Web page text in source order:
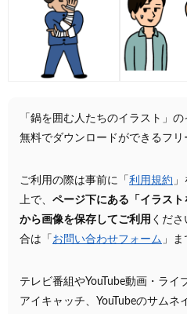
「鍋を囲む人たちのイラスト」
無料でダウンロードができるフリ
ご利用の際は事前に「 利用規約
上で、 ページ下にある「イラス
から画像を保存してご利用 くだ
合は「 お問い合わせフォーム 」
テレビ番組やYouTube動画・ラ
アイキャッチ、YouTubeのサムネ